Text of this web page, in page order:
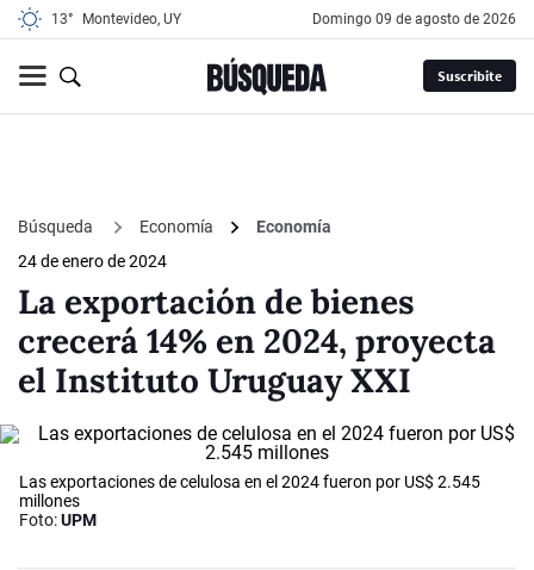
13° Montevideo, UY domingo 09 de agosto de 2026
Suscribite
Búsqueda Economía
Economía
24 de enero de 2024
La exportación de bienes
crecerá 14% en 2024, proyecta
el Instituto Uruguay XXI
Las exportaciones de celulosa en el 2024 fueron por US$ 2.545
millones
Foto:UPM